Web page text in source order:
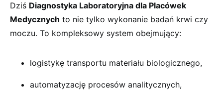
Dziś Diagnostyka Laboratoryjna dla Placówek
Medycznych to nie tylko wykonanie badań krwi czy
moczu. To kompleksowy system obejmujący:
logistykę transportu materiału biologicznego,
automatyzację procesów analitycznych,